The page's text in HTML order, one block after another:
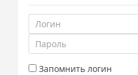
Логин
Пароль
Запомнить логин